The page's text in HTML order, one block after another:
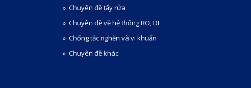
Chuyên đề tẩy rửa
Chuyên đề về hệ thống RO, DI
Chống tắc nghẽn và vi khuẩn
Chuyên đề khác